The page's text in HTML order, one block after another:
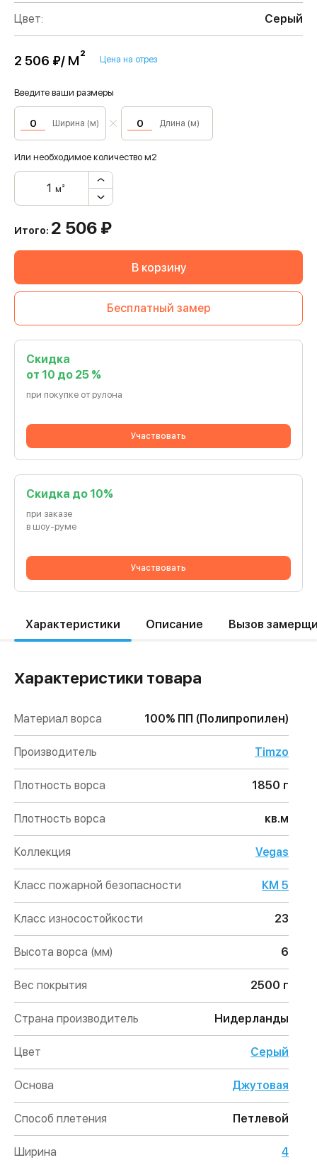
Цвет: Серый
2 506 ₽/ м² Цена на отрез
Введите ваши размеры
Ширина (м) Длина (м)
Или необходимое количество м2
м²
Итого: 2 506 ₽
В корзину
Бесплатный замер
Скидка
от 10 до 25 %
при покупке от рулона
Участвовать
Cкидка до 10%
при заказе
в шоу-руме
Участвовать
Характеристики Описание Вызов
Характеристики товара
Материал ворса 100% ПП (Полипропилен)
Производитель Timzo
Плотность ворса 1850 г
Плотность ворса кв.м
Коллекция Vegas
Класс пожарной безопасности КМ 5
Класс износостойкости 23
Высота ворса (мм) 6
Вес покрытия 2500 г
Страна производитель Нидерланды
Цвет Серый
Основа Джутовая
Способ плетения Петлевой
Ширина 4